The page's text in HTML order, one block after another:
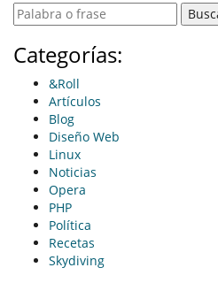
Categorías:
&Roll
Artículos
Blog
Diseño Web
Linux
Noticias
Opera
PHP
Política
Recetas
Skydiving